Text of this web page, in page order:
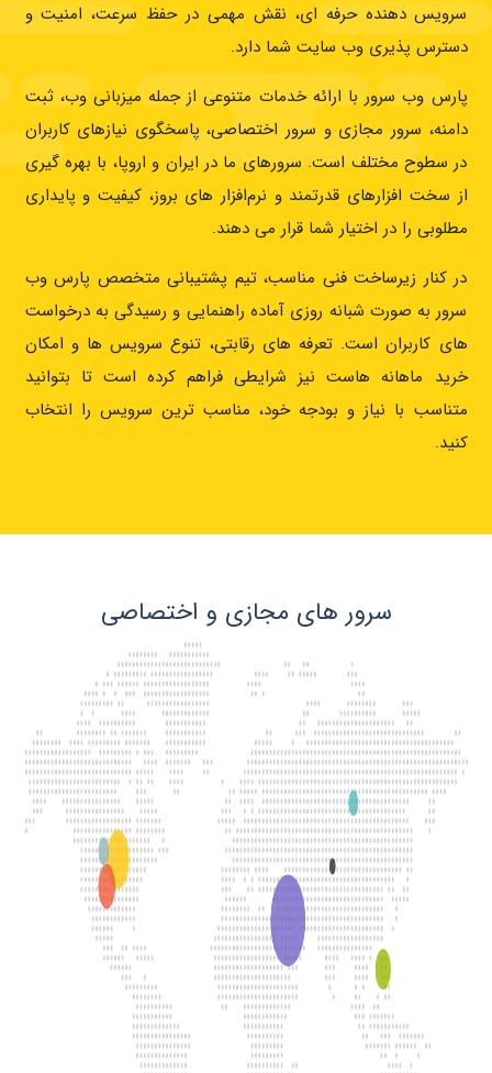
سرویس‌ دهنده حرفه‌ ای، نقش مهمی در حفظ سرعت، امنیت و
دسترس‌ پذیری وب‌ سایت شما دارد.
پارس وب‌ سرور با ارائه خدمات متنوعی از جمله میزبانی وب، ثبت
دامنه، سرور مجازی و سرور اختصاصی، پاسخگوی نیازهای کاربران
در سطوح مختلف است. سرورهای ما در ایران و اروپا، با بهره‌ گیری
از سخت‌ افزارهای قدرتمند و نرم‌افزار های بروز، کیفیت و پایداری
مطلوبی را در اختیار شما قرار می‌ دهند.
در کنار زیرساخت فنی مناسب، تیم پشتیبانی متخصص پارس وب‌
سرور به‌ صورت شبانه‌ روزی آماده راهنمایی و رسیدگی به درخواست‌
های کاربران است. تعرفه‌ های رقابتی، تنوع سرویس‌ ها و امکان
خرید ماهانه هاست نیز شرایطی فراهم کرده است تا بتوانید
متناسب با نیاز و بودجه خود، مناسب‌ ترین سرویس را انتخاب
کنید.
سرور های مجازی و اختصاصی